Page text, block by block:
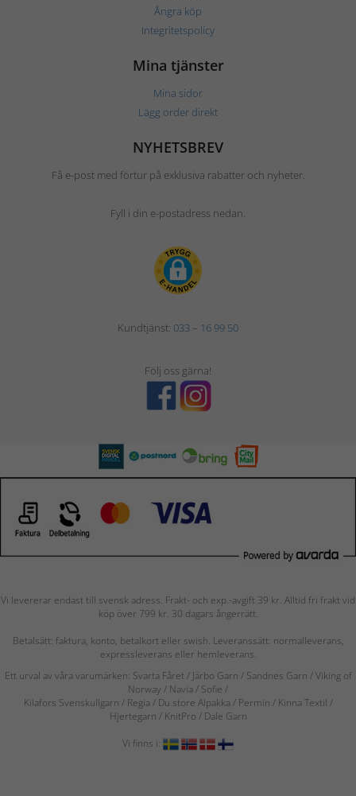
Ångra köp
Integritetspolicy
Mina tjänster
Mina sidor
Lägg order direkt
NYHETSBREV
Få e-post med förtur på exklusiva rabatter och nyheter.
Fyll i din e-postadress nedan.
Kundtjänst: 033 – 16 99 50
Följ oss gärna!
Vi levererar endast till svensk adress. Frakt- och exp.-avgift 39 kr. Alltid fri frakt vid
köp över 799 kr. 30 dagars ångerrätt.
Betalsätt: faktura, konto, betalkort eller swish. Leveranssätt: normalleverans,
expressleverans eller hemleverans.
Ett urval av våra varumärken: Svarta Fåret / Järbo Garn / Sandnes Garn / Viking of
Norway / Navia/ Sofie /
Kilafors Svenskullgarn / Regia / Du store Alpakka / Permin / Kinna Textil /
Hjertegarn / KnitPro / Dale Garn
Vi finns i: